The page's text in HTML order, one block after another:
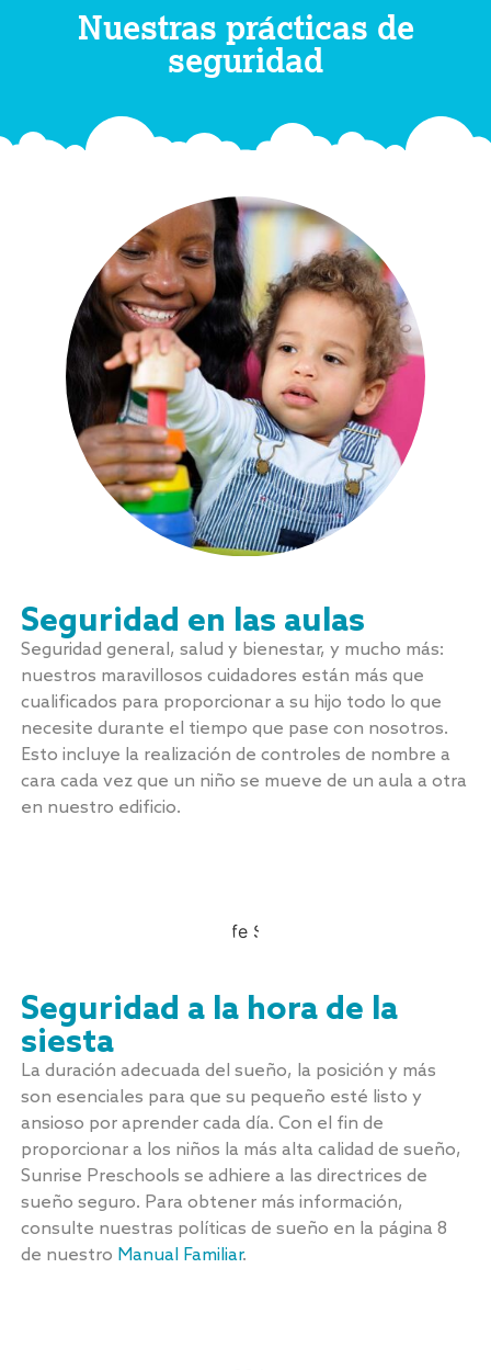
Nuestras prácticas de
seguridad
Seguridad en las aulas
Seguridad general, salud y bienestar, y mucho más:
nuestros maravillosos cuidadores están más que
cualificados para proporcionar a su hijo todo lo que
necesite durante el tiempo que pase con nosotros.
Esto incluye la realización de controles de nombre a
cara cada vez que un niño se mueve de un aula a otra
en nuestro edificio.
Seguridad a la hora de la
siesta
La duración adecuada del sueño, la posición y más
son esenciales para que su pequeño esté listo y
ansioso por aprender cada día. Con el fin de
proporcionar a los niños la más alta calidad de sueño,
Sunrise Preschools se adhiere a las directrices de
sueño seguro. Para obtener más información,
consulte nuestras políticas de sueño en la página 8
de nuestro Manual Familiar.